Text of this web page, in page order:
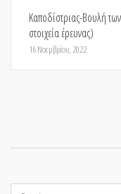
Καποδίστριας-Βουλή
στοιχεία έρευνας)
16 Νοεμβρίου, 2022